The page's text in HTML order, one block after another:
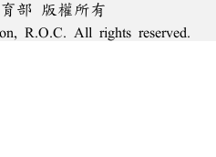
部 版權所有
R.O.C. All rights reserved.